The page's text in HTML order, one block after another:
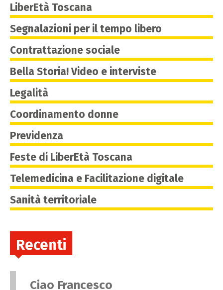
LiberEtà Toscana
Segnalazioni per il tempo libero
Contrattazione sociale
Bella Storia! Video e interviste
Legalità
Coordinamento donne
Previdenza
Feste di LiberEtà Toscana
Telemedicina e Facilitazione digitale
Sanità territoriale
Recenti
Ciao Francesco